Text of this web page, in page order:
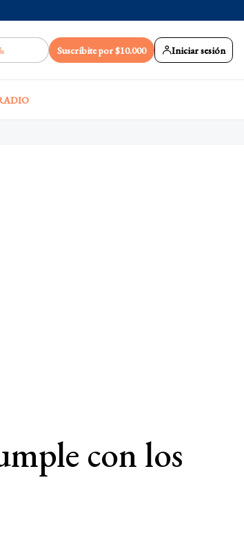
Suscribite por $10.000 Iniciar sesión
con los